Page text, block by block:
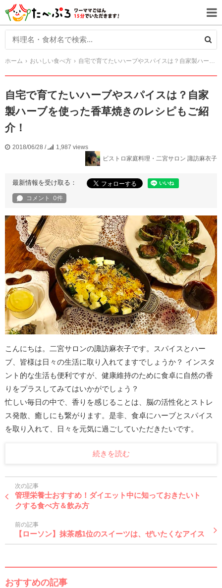
ホーム おいしい食べ方 自宅で育てたいハーブやスパイスは？自家製ハーブを使った香草焼きのレシピもご紹介！
自宅で育てたいハーブやスパイスは？自家
製ハーブを使った香草焼きのレシピもご紹
介！
2018/06/28 /
1,987 views
ビストロ家庭料理・二宮サロン 諏訪麻衣子
最新情報を受け取る：
こんにちは。二宮サロンの諏訪麻衣子です。スパイスとハー
ブ、皆様は日々の生活に取り入れてますでしょうか？ インスタ
ント的な生活も便利ですが、健康維持のために食卓に自然の香
りをプラスしてみてはいかがでしょう？
忙しい毎日の中で、香りを感じることは、脳の活性化とストレ
ス発散、癒しにも繋がります。是非、食卓にハーブとスパイス
を取り入れて、日々を元気に過ごしていただきたいです。
続きを読む
次の記事
管理栄養士おすすめ！ダイエット中に知っておきたいト
クする食べ方＆飲み方
前の記事
【ローソン】抹茶感1位のスイーツは、ぜいたくなアイス
おすすめの記事